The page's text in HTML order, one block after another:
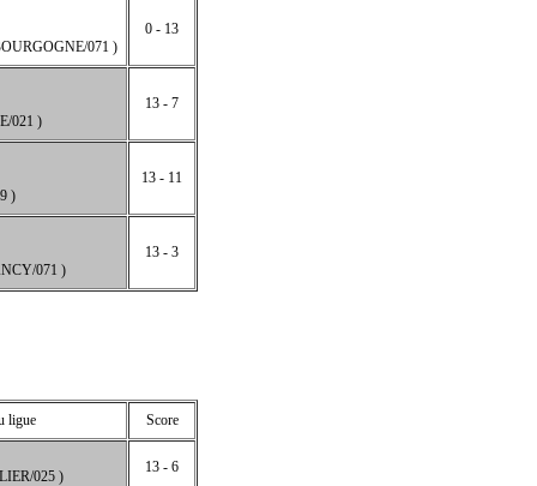
071 )
0 - 13
021 )
13 - 7
)
13 - 11
071 )
13 - 3
ligue Score
025 )
13 - 6